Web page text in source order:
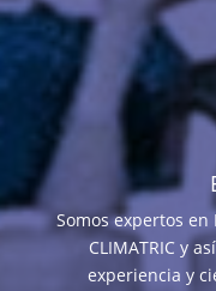
Somos expertos
CLIMATRIC y
experiencia y